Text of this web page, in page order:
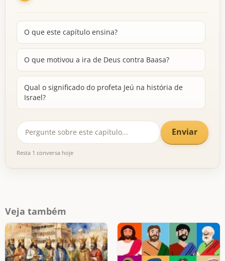
O que este capítulo ensina?
O que motivou a ira de Deus contra Baasa?
Qual o significado do profeta Jeú na história de
Israel?
Enviar
Resta 1 conversa hoje
Veja também